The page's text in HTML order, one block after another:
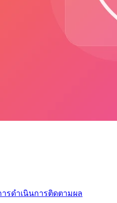
รดำเนินการติดตามผล